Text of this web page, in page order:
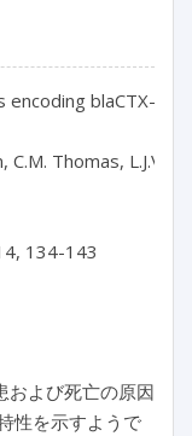
blaCTX-M
C.M. Thomas, L.J.V.
134-143
および死亡の原因
性を示すようで